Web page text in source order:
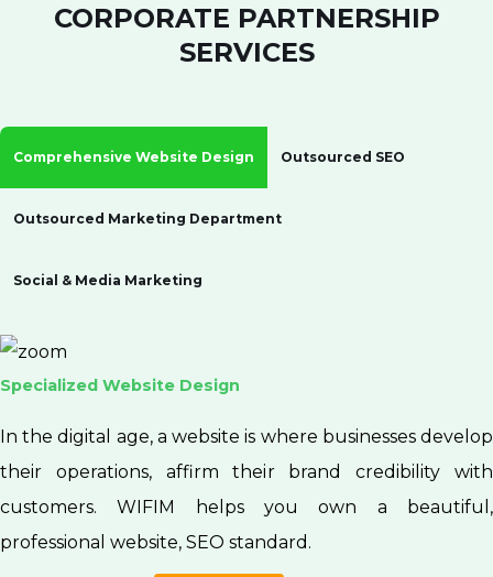
CORPORATE PARTNERSHIP
SERVICES
Comprehensive Website Design Outsourced SEO
Outsourced Marketing Department
Social & Media Marketing
VIP Website Design Package
In the digital age, a website is where businesses develop
their operations, affirm their brand credibility with
customers. WIFIM helps you own a beautiful,
professional website, SEO standard.